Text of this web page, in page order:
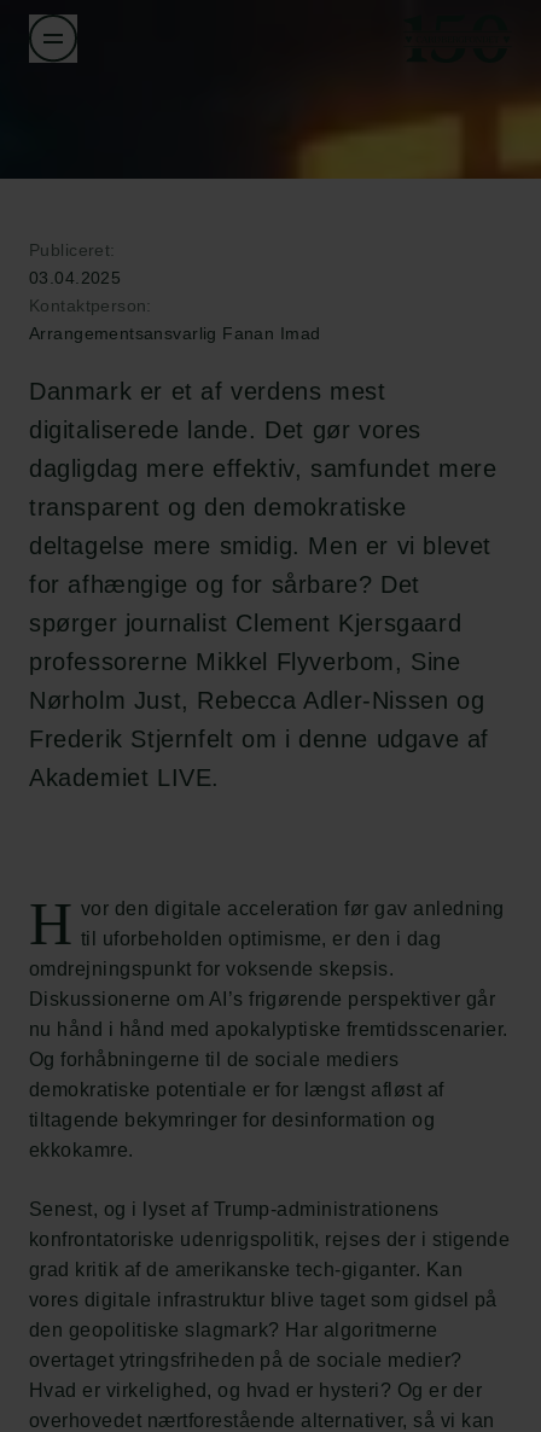
Publiceret:
03.04.2025
Kontaktperson:
Arrangementsansvarlig Fanan Imad
Danmark er et af verdens mest
digitaliserede lande. Det gør vores
dagligdag mere effektiv, samfundet mere
transparent og den demokratiske
deltagelse mere smidig. Men er vi blevet
for afhængige og for sårbare? Det
spørger journalist Clement Kjersgaard
professorerne Mikkel Flyverbom, Sine
Nørholm Just, Rebecca Adler-Nissen og
Frederik Stjernfelt om i denne udgave af
Akademiet LIVE.
H
vor den digitale acceleration før gav anledning
til uforbeholden optimisme, er den i dag
omdrejningspunkt for voksende skepsis.
Diskussionerne om AI’s frigørende perspektiver går
nu hånd i hånd med apokalyptiske fremtidsscenarier.
Og forhåbningerne til de sociale mediers
demokratiske potentiale er for længst afløst af
tiltagende bekymringer for desinformation og
ekkokamre.
Senest, og i lyset af Trump-administrationens
konfrontatoriske udenrigspolitik, rejses der i stigende
grad kritik af de amerikanske tech-giganter. Kan
vores digitale infrastruktur blive taget som gidsel på
den geopolitiske slagmark? Har algoritmerne
overtaget ytringsfriheden på de sociale medier?
Hvad er virkelighed, og hvad er hysteri? Og er der
overhovedet nærtforestående alternativer, så vi kan